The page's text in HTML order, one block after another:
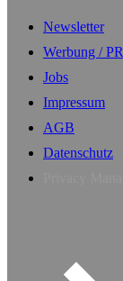
Newsletter
Werbung / PR
Jobs
Impressum
AGB
Datenschutz